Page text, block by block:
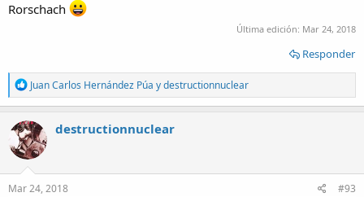
Rorschach
Última edición: Mar 24, 2018
Responder
R
e
a
c
t
i
o
n
s
Juan Carlos Hernández Púa ydestructionnuclear
destructionnuclear
Mar 24, 2018 #93